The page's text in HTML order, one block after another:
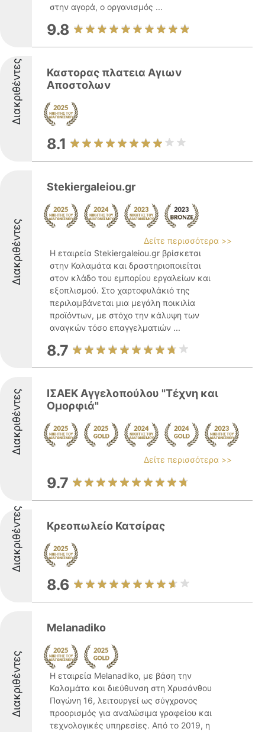
στην αγορά, ο οργανισμός ...
9.8
Διακριθέντες
Καστορας πλατεια Αγιων
Αποστολων
8.1
Διακριθέντες
Stekiergaleiou.gr
Δείτε περισσότερα >>
Η εταιρεία Stekiergaleiou.gr βρίσκεται
στην Καλαμάτα και δραστηριοποιείται
στον κλάδο του εμπορίου εργαλείων και
εξοπλισμού. Στο χαρτοφυλάκιό της
περιλαμβάνεται μια μεγάλη ποικιλία
προϊόντων, με στόχο την κάλυψη των
αναγκών τόσο επαγγελματιών ...
8.7
Διακριθέντες
ΙΣΑΕΚ Αγγελοπούλου "Τέχνη και
Ομορφιά"
Δείτε περισσότερα >>
9.7
Διακριθέντες Κρεοπωλείο Κατσίρας
8.6
Διακριθέντες
Melanadiko
Η εταιρεία Melanadiko, με βάση την
Καλαμάτα και διεύθυνση στη Χρυσάνθου
Παγώνη 16, λειτουργεί ως σύγχρονος
προορισμός για αναλώσιμα γραφείου και
τεχνολογικές υπηρεσίες. Από το 2019, η